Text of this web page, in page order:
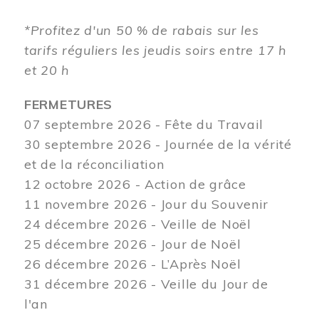
*Profitez d'un 50 % de rabais sur les
tarifs réguliers les jeudis soirs entre 17 h
et 20 h
FERMETURES
07 septembre 2026 - Fête du Travail
30 septembre 2026 - Journée de la vérité
et de la réconciliation
12 octobre 2026 - Action de grâce
11 novembre 2026 - Jour du Souvenir
24 décembre 2026 - Veille de Noël
25 décembre 2026 - Jour de Noël
26 décembre 2026 - L’Après Noël
31 décembre 2026 - Veille du Jour de
l'an